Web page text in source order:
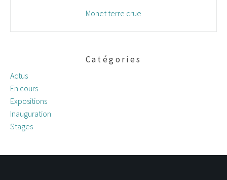
Monet terre crue
Catégories
Actus
En cours
Expositions
Inauguration
Stages